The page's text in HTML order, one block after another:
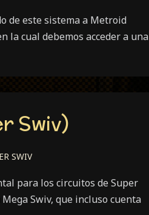
de este sistema a Metroid
la cual debemos acceder a una
Swiv)
SWIV
para los circuitos de Super
Swiv, que incluso cuenta